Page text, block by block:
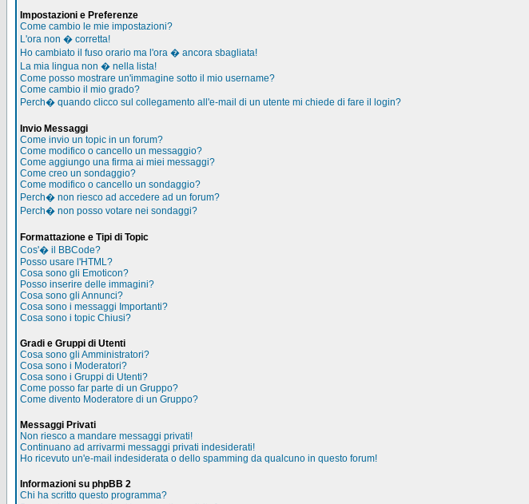
Impostazioni e Preferenze
Come cambio le mie impostazioni?
L'ora non � corretta!
Ho cambiato il fuso orario ma l'ora � ancora sbagliata!
La mia lingua non � nella lista!
Come posso mostrare un'immagine sotto il mio username?
Come cambio il mio grado?
Perch� quando clicco sul collegamento all'e-mail di un utente mi chiede di fare il login?
Invio Messaggi
Come invio un topic in un forum?
Come modifico o cancello un messaggio?
Come aggiungo una firma ai miei messaggi?
Come creo un sondaggio?
Come modifico o cancello un sondaggio?
Perch� non riesco ad accedere ad un forum?
Perch� non posso votare nei sondaggi?
Formattazione e Tipi di Topic
Cos'� il BBCode?
Posso usare l'HTML?
Cosa sono gli Emoticon?
Posso inserire delle immagini?
Cosa sono gli Annunci?
Cosa sono i messaggi Importanti?
Cosa sono i topic Chiusi?
Gradi e Gruppi di Utenti
Cosa sono gli Amministratori?
Cosa sono i Moderatori?
Cosa sono i Gruppi di Utenti?
Come posso far parte di un Gruppo?
Come divento Moderatore di un Gruppo?
Messaggi Privati
Non riesco a mandare messaggi privati!
Continuano ad arrivarmi messaggi privati indesiderati!
Ho ricevuto un'e-mail indesiderata o dello spamming da qualcuno in questo forum!
Informazioni su phpBB 2
Chi ha scritto questo programma?